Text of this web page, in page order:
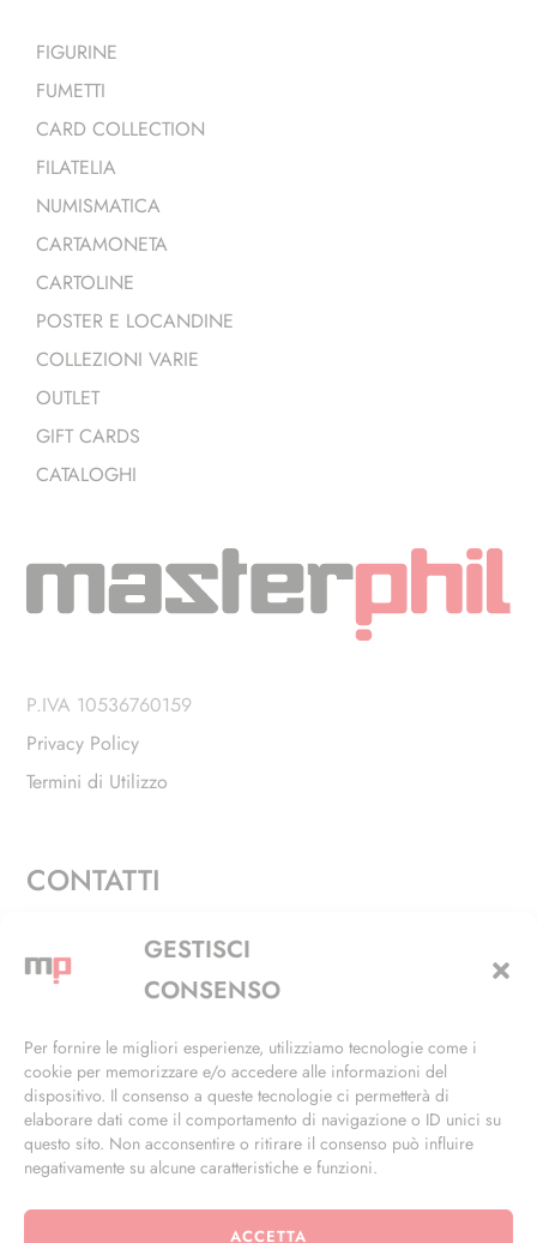
GESTISCI
CONSENSO
Per fornire le migliori esperienze, utilizziamo tecnologie come i
cookie per memorizzare e/o accedere alle informazioni del
dispositivo. Il consenso a queste tecnologie ci permetterà di
elaborare dati come il comportamento di navigazione o ID unici su
questo sito. Non acconsentire o ritirare il consenso può influire
negativamente su alcune caratteristiche e funzioni.
ACCETTA
FIGURINE
FUMETTI
CARD COLLECTION
FILATELIA
NUMISMATICA
CARTAMONETA
CARTOLINE
POSTER E LOCANDINE
COLLEZIONI VARIE
OUTLET
GIFT CARDS
CATALOGHI
P.IVA 10536760159
Privacy Policy
Termini di Utilizzo
CONTATTI
Via Alfieri, 27 - Trezzano Sul Naviglio (MI)
+39 02 4846 3155
info@masterphil.it